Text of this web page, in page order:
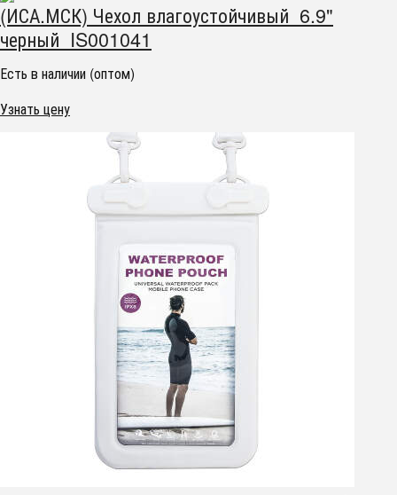
(ИСА.МСК) Чехол влагоустойчивый 6.9"
черный IS001041
Есть в наличии (оптом)
Узнать цену